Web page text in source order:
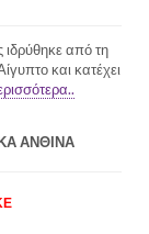
ιδρύθηκε από τη
και κατέχει
ΑΝΘΙΝΑ